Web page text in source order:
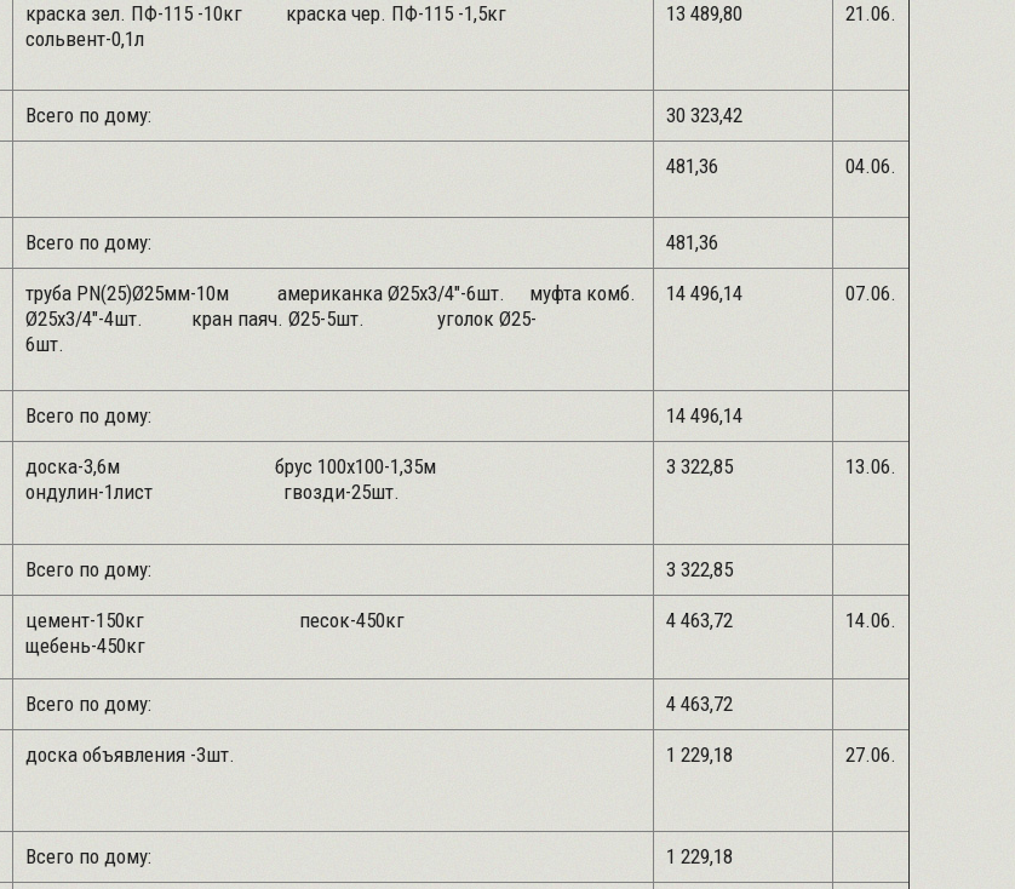
краска зел. ПФ-115 -10кг краска чер. ПФ-115 -1,5кг
сольвент-0,1л
13 489,80 21.06.
Всего по дому: 30 323,42
481,36 04.06.
Всего по дому: 481,36
труба PN(25)Ø25мм-10м американка Ø25х3/4"-6шт. муфта комб.
Ø25х3/4"-4шт. кран паяч. Ø25-5шт. уголок Ø25-
6шт.
14 496,14 07.06.
Всего по дому: 14 496,14
доска-3,6м брус 100х100-1,35м
ондулин-1лист гвозди-25шт.
3 322,85 13.06.
Всего по дому: 3 322,85
цемент-150кг песок-450кг
щебень-450кг
4 463,72 14.06.
Всего по дому: 4 463,72
доска объявления -3шт. 1 229,18 27.06.
Всего по дому: 1 229,18